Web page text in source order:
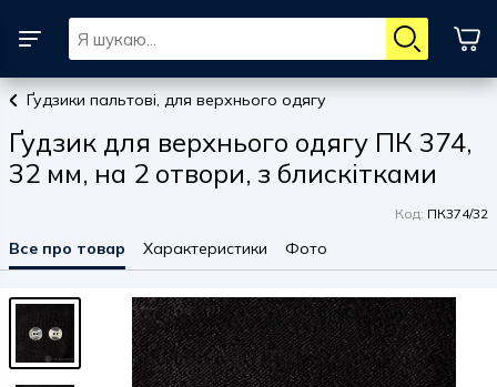
Ґудзики пальтові, для верхнього одягу
Ґудзик для верхнього одягу ПК 374,
32 мм, на 2 отвори, з блискітками
Код: ПК374/32
Все про товар Характеристики Фото